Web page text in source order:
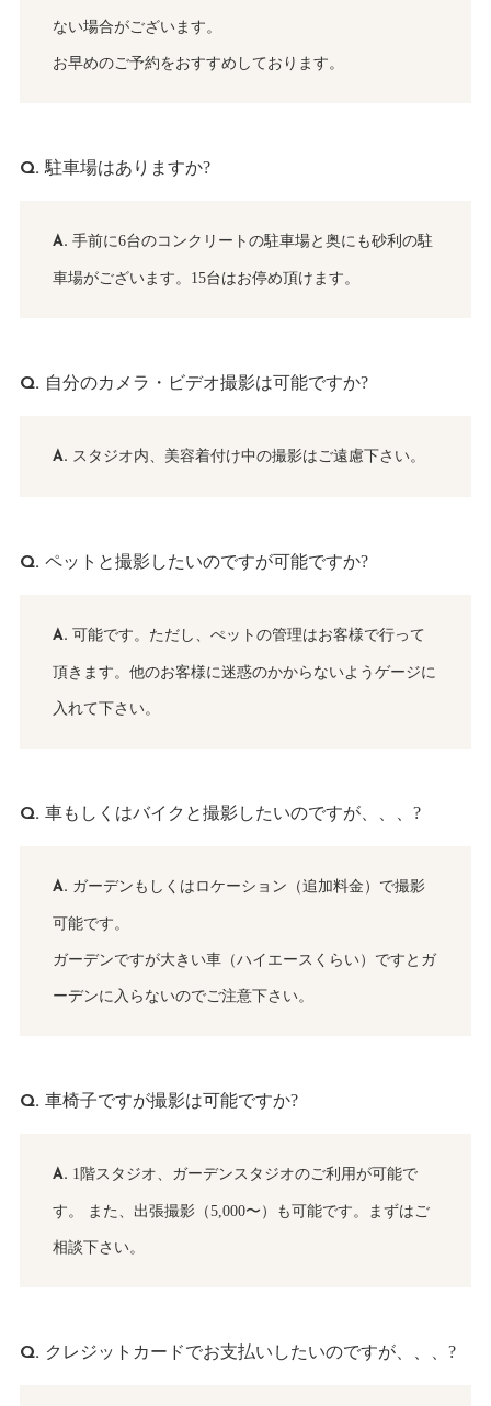
ない場合がございます。
お早めのご予約をおすすめしております。
駐車場はありますか?
手前に6台のコンクリートの駐車場と奥にも砂利の駐
車場がございます。15台はお停め頂けます。
自分のカメラ・ビデオ撮影は可能ですか?
スタジオ内、美容着付け中の撮影はご遠慮下さい。
ペットと撮影したいのですが可能ですか?
可能です。ただし、ぺットの管理はお客様で行って
頂きます。他のお客様に迷惑のかからないようゲージに
入れて下さい。
車もしくはバイクと撮影したいのですが、、、?
ガーデンもしくはロケーション（追加料金）で撮影
可能です。
ガーデンですが大きい車（ハイエースくらい）ですとガ
ーデンに入らないのでご注意下さい。
車椅子ですが撮影は可能ですか?
1階スタジオ、ガーデンスタジオのご利用が可能で
す。 また、出張撮影（5,000〜）も可能です。まずはご
相談下さい。
クレジットカードでお支払いしたいのですが、、、?